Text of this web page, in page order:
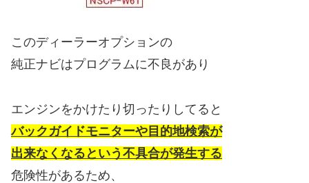
このディーラーオプションの
純正ナビはプログラムに不良があり
エンジンをかけたり切ったりしてると
バックガイドモニターや目的地検索が
出来なくなるという不具合が発生する
危険性があるため、